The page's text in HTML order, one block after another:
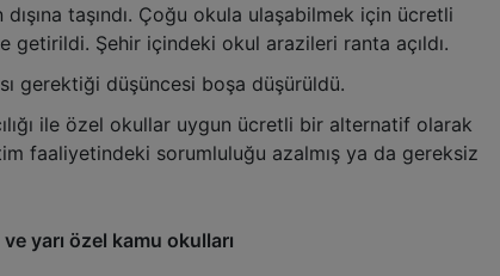
taşındı. Çoğu okula ulaşabilmek için ücretli
getirildi. Şehir içindeki okul arazileri ranta açıldı.
gerektiği düşüncesi boşa düşürüldü.
ile özel okullar uygun ücretli bir alternatif olarak
faaliyetindeki sorumluluğu azalmış ya da gereksiz
yarı özel kamu okulları